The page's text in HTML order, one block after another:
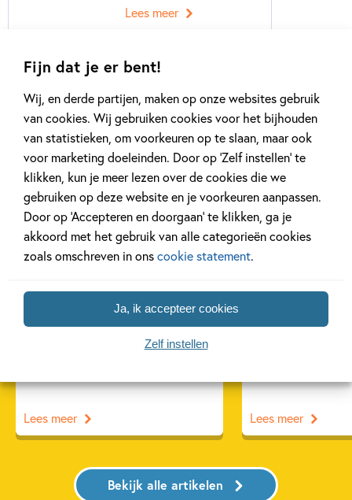
Fijn dat je er bent!
Wij, en derde partijen, maken op onze websites gebruik
van cookies. Wij gebruiken cookies voor het bijhouden
van statistieken, om voorkeuren op te slaan, maar ook
voor marketing doeleinden. Door op ‘Zelf instellen’ te
klikken, kun je meer lezen over de cookies die we
gebruiken op deze website en je voorkeuren aanpassen.
Door op ‘Accepteren en doorgaan’ te klikken, ga je
akkoord met het gebruik van alle categorieën cookies
zoals omschreven in onscookie statement.
Ja, ik accepteer cookies
Zelf instellen
Lees meer
Gerelateerde artikelen
Nieuw: jubileumeditie ‘De
Nieuws
Lees meer
Meester
Lees meer
Bekijk alle artikelen